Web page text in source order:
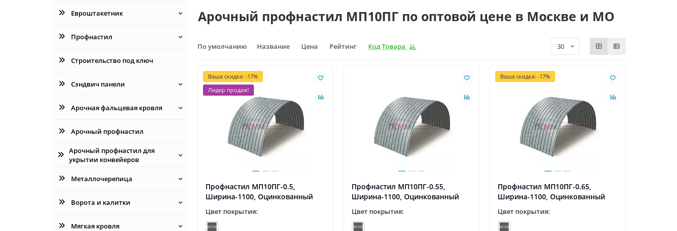
Евроштакетник
Профнастил
Строительство под ключ
Сэндвич панели
Арочная фальцевая кровля
Арочный профнастил
Арочный профнастил для
укрытии конвейеров
Металлочерепица
Ворота и калитки
Мягкая кровля
Арочный профнастил МП10ПГ по оптовой цене в Москве и МО
По умолчанию Название Цена Рейтинг Код Товара
Ваша скидка: -17%
Лидер продаж!
Профнастил МП10ПГ-0.5,
Ширина-1100, Оцинкованный
Цвет покрытия:
Профнастил МП10ПГ-0.55,
Ширина-1100, Оцинкованный
Цвет покрытия:
Ваша скидка: -17%
Профнастил МП10ПГ-0.65,
Ширина-1100, Оцинкованный
Цвет покрытия: